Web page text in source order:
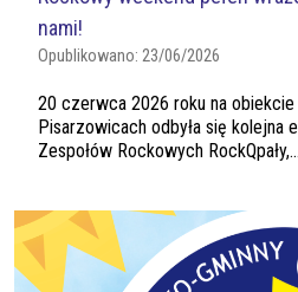
nami!
Opublikowano: 23/06/2026
20 czerwca 2026 roku na
Pisarzowicach odbyła się kolejna
Zespołów Rockowych RockQpały,...